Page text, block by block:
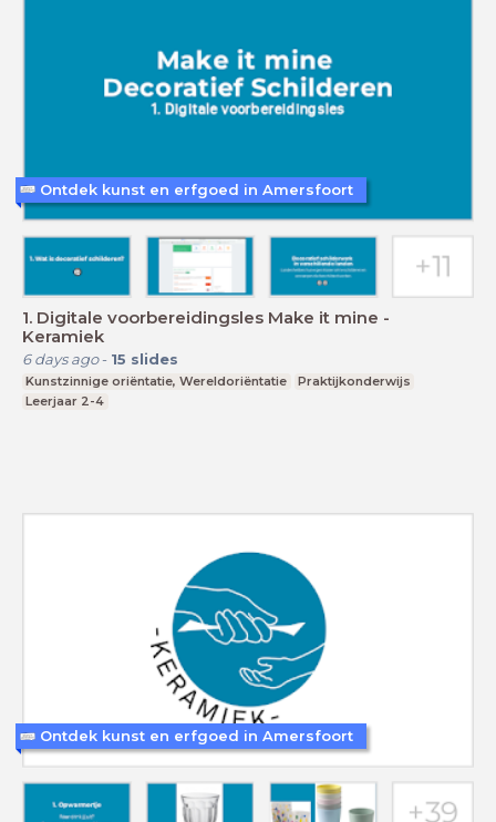
1. Digitale voorbereidingsles Make it mine -
Keramiek
6 days ago- 15 slides
Kunstzinnige oriëntatie, Wereldoriëntatie
Praktijkonderwijs
Leerjaar 2-4
Ontdek kunst en erfgoed in Amersfoort
Ontdek kunst en erfgoed in Amersfoort